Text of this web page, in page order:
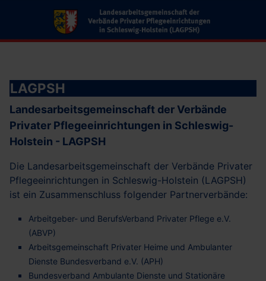
LAGPSH
Landesarbeitsgemeinschaft der Verbände
Privater Pflegeeinrichtungen in Schleswig-
Holstein - LAGPSH
Die Landesarbeitsgemeinschaft der Verbände Privater
Pflegeeinrichtungen in Schleswig-Holstein (LAGPSH)
ist ein Zusammenschluss folgender Partnerverbände:
Arbeitgeber- und BerufsVerband Privater Pflege e.V.
(ABVP)
Arbeitsgemeinschaft Privater Heime und Ambulanter
Dienste Bundesverband e.V. (APH)
Bundesverband Ambulante Dienste und Stationäre